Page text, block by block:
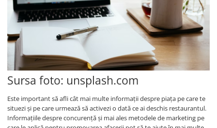
Sursa foto: unsplash.com
Este important să afli cât mai multe informații despre piața pe care te
situezi și pe care urmează să activezi o dată ce ai deschis restaurantul.
Informațiile despre concurență și mai ales metodele de marketing pe